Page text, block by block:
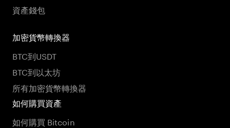
資產錢包
加密貨幣轉換器
BTC到USDT
BTC到以太坊
所有加密貨幣轉換器
如何購買資產
如何購買 Bitcoin